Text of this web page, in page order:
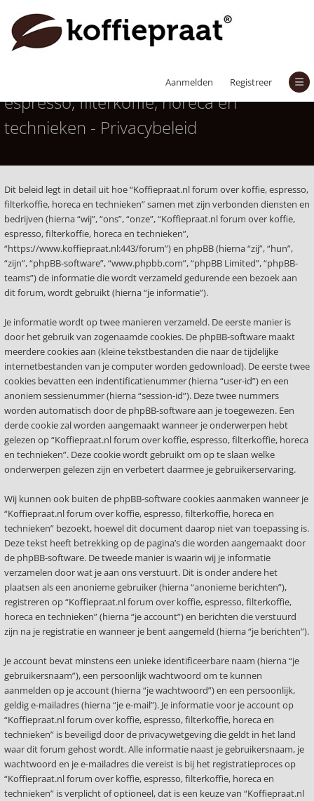
Aanmelden Registreer
Koffiepraat.nl forum over koffie,
espresso, filterkoffie, horeca en
technieken - Privacybeleid
Dit beleid legt in detail uit hoe “Koffiepraat.nl forum over koffie, espresso,
filterkoffie, horeca en technieken” samen met zijn verbonden diensten en
bedrijven (hierna “wij”, “ons”, “onze”, “Koffiepraat.nl forum over koffie,
espresso, filterkoffie, horeca en technieken”,
“https://www.koffiepraat.nl:443/forum”) en phpBB (hierna “zij”, “hun”,
“zijn”, “phpBB-software”, “www.phpbb.com”, “phpBB Limited”, “phpBB-
teams”) de informatie die wordt verzameld gedurende een bezoek aan
dit forum, wordt gebruikt (hierna “je informatie”).
Je informatie wordt op twee manieren verzameld. De eerste manier is
door het gebruik van zogenaamde cookies. De phpBB-software maakt
meerdere cookies aan (kleine tekstbestanden die naar de tijdelijke
internetbestanden van je computer worden gedownload). De eerste twee
cookies bevatten een indentificatienummer (hierna “user-id”) en een
anoniem sessienummer (hierna “session-id”). Deze twee nummers
worden automatisch door de phpBB-software aan je toegewezen. Een
derde cookie zal worden aangemaakt wanneer je onderwerpen hebt
gelezen op “Koffiepraat.nl forum over koffie, espresso, filterkoffie, horeca
en technieken”. Deze cookie wordt gebruikt om op te slaan welke
onderwerpen gelezen zijn en verbetert daarmee je gebruikerservaring.
Wij kunnen ook buiten de phpBB-software cookies aanmaken wanneer je
“Koffiepraat.nl forum over koffie, espresso, filterkoffie, horeca en
technieken” bezoekt, hoewel dit document daarop niet van toepassing is.
Deze tekst heeft betrekking op de pagina’s die worden aangemaakt door
de phpBB-software. De tweede manier is waarin wij je informatie
verzamelen door wat je aan ons verstuurt. Dit is onder andere het
plaatsen als een anonieme gebruiker (hierna “anonieme berichten”),
registreren op “Koffiepraat.nl forum over koffie, espresso, filterkoffie,
horeca en technieken” (hierna “je account”) en berichten die verstuurd
zijn na je registratie en wanneer je bent aangemeld (hierna “je berichten”).
Je account bevat minstens een unieke identificeerbare naam (hierna “je
gebruikersnaam”), een persoonlijk wachtwoord om te kunnen
aanmelden op je account (hierna “je wachtwoord”) en een persoonlijk,
geldig e-mailadres (hierna “je e-mail”). Je informatie voor je account op
“Koffiepraat.nl forum over koffie, espresso, filterkoffie, horeca en
technieken” is beveiligd door de privacywetgeving die geldt in het land
waar dit forum gehost wordt. Alle informatie naast je gebruikersnaam, je
wachtwoord en je e-mailadres die vereist is bij het registratieproces op
“Koffiepraat.nl forum over koffie, espresso, filterkoffie, horeca en
technieken” is verplicht of optioneel, dat is een keuze van “Koffiepraat.nl